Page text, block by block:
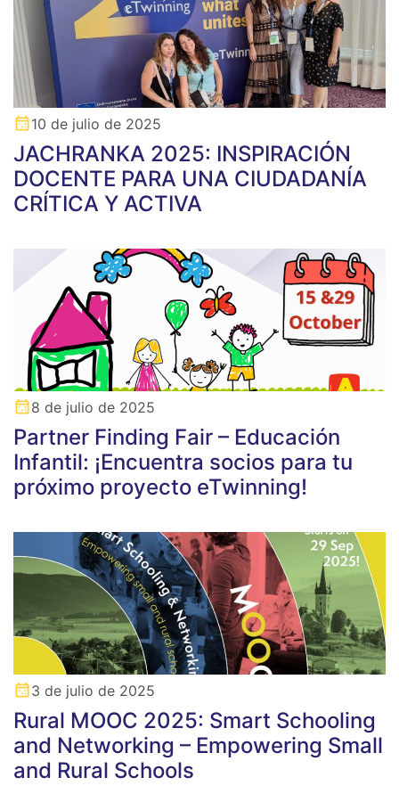
10 de julio de 2025
JACHRANKA 2025: INSPIRACIÓN
DOCENTE PARA UNA CIUDADANÍA
CRÍTICA Y ACTIVA
8 de julio de 2025
Partner Finding Fair – Educación
Infantil: ¡Encuentra socios para tu
próximo proyecto eTwinning!
3 de julio de 2025
Rural MOOC 2025: Smart Schooling
and Networking – Empowering Small
and Rural Schools